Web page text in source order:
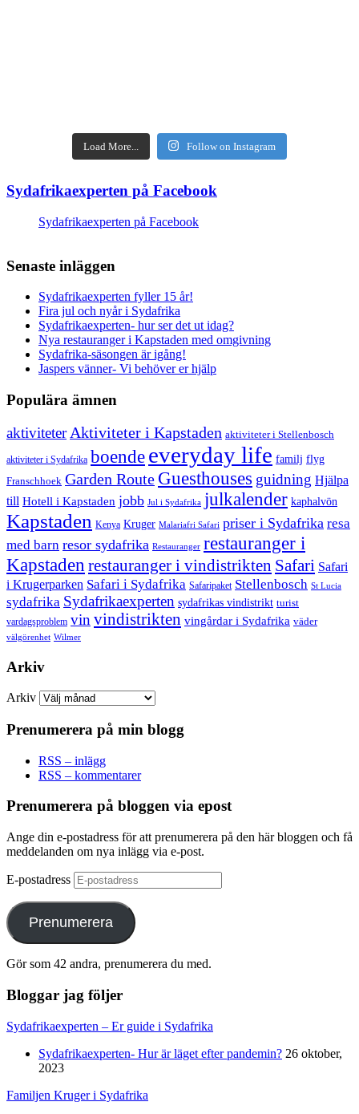
Load More... Follow on Instagram
Sydafrikaexperten på Facebook
Sydafrikaexperten på Facebook
Senaste inläggen
Sydafrikaexperten fyller 15 år!
Fira jul och nyår i Sydafrika
Sydafrikaexperten- hur ser det ut idag?
Nya restauranger i Kapstaden med omgivning
Sydafrika-säsongen är igång!
Jaspers vänner- Vi behöver er hjälp
Populära ämnen
aktiviteter Aktiviteter i Kapstaden aktiviteter i Stellenbosch
aktiviteter i Sydafrika boende everyday life familj flyg
Franschhoek Garden Route Guesthouses guidning Hjälpa
till Hotell i Kapstaden jobb Jul i Sydafrika julkalender kaphalvön
Kapstaden Kenya Kruger Malariafri Safari priser i Sydafrika resa
med barn resor sydafrika Restauranger restauranger i
Kapstaden restauranger i vindistrikten Safari Safari
i Krugerparken Safari i Sydafrika Safaripaket Stellenbosch St Lucia
sydafrika Sydafrikaexperten sydafrikas vindistrikt turist
vardagsproblem vin vindistrikten vingårdar i Sydafrika väder
välgörenhet Wilmer
Arkiv
Arkiv
Prenumerera på min blogg
RSS – inlägg
RSS – kommentarer
Prenumerera på bloggen via epost
Ange din e-postadress för att prenumerera på den här bloggen och få
meddelanden om nya inlägg via e-post.
E-postadress
Prenumerera
Gör som 42 andra, prenumerera du med.
Bloggar jag följer
Sydafrikaexperten – Er guide i Sydafrika
Sydafrikaexperten- Hur är läget efter pandemin? 26 oktober,
2023
Familjen Kruger i Sydafrika